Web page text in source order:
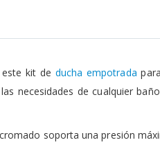
kit de ducha empotrada
necesidades de cualquier
soporta una presión